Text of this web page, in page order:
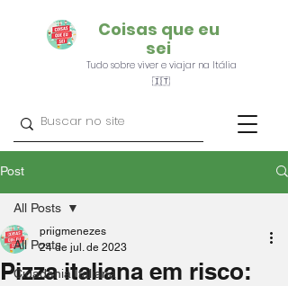
Coisas que eu
sei
Tudo sobre viver e viajar na Itália
🇮🇹
Post
All Posts
Cidadania Italiana
All Posts
Pizza italiana em risco:
priigmenezes
24 de jul. de 2023